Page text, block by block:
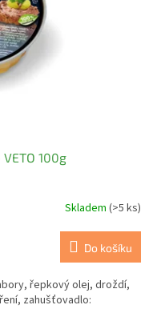
100g
Skladem (>5 ks)
Do košíku
řepkový olej, droždí,
zahušťovadlo: